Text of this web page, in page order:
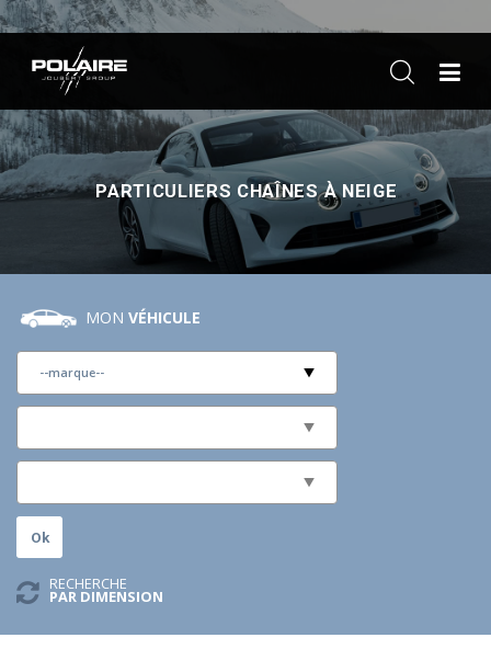
PARTICULIERS CHAÎNES À NEIGE
MONVÉHICULE
RECHERCHE
PAR DIMENSION